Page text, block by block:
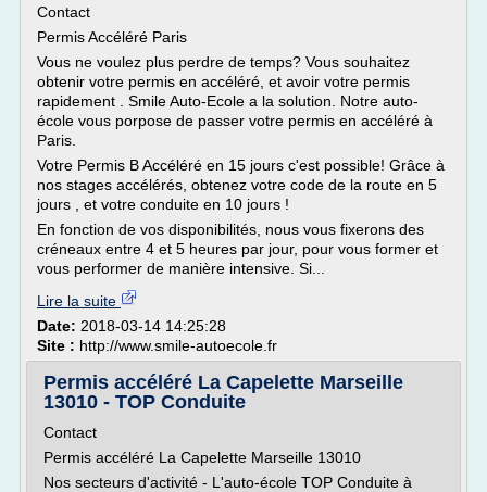
Contact
Permis Accéléré Paris
Vous ne voulez plus perdre de temps? Vous souhaitez
obtenir votre permis en accéléré, et avoir votre permis
rapidement . Smile Auto-Ecole a la solution. Notre auto-
école vous porpose de passer votre permis en accéléré à
Paris.
Votre Permis B Accéléré en 15 jours c'est possible! Grâce à
nos stages accélérés, obtenez votre code de la route en 5
jours , et votre conduite en 10 jours !
En fonction de vos disponibilités, nous vous fixerons des
créneaux entre 4 et 5 heures par jour, pour vous former et
vous performer de manière intensive. Si...
Lire la suite
Date: 2018-03-14 14:25:28
Site : http://www.smile-autoecole.fr
Permis accéléré La Capelette Marseille
13010 - TOP Conduite
Contact
Permis accéléré La Capelette Marseille 13010
Nos secteurs d'activité - L'auto-école TOP Conduite à